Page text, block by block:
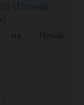
(Літній
на Літній